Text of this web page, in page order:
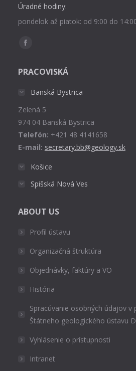
Úradné hodiny:
pondelok až piatok: od 9:00 do
Find us on:
Facebook
opens
window
PRACOVISKÁ
Banská Bystrica
Zelená 5
974 04 Banská Bystrica
Telefón: +421 48 4141658
E-mail: secretary.bb@geology.sk
Košice
Spišská Nová Ves
ABOUT US
Profil ústavu
Organizačná štruktúra
Objednávky, faktúry a VO
História
Spracúvanie osobných údajov v
Štátneho geologického ústavu
Vyhlásenie o prístupnosti
Intranet